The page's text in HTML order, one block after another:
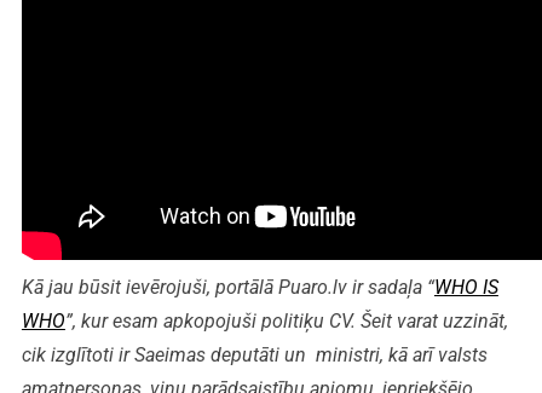
Kā jau būsit ievērojuši, portālā Puaro.lv ir sadaļa “WHO IS
WHO”, kur esam apkopojuši politiķu CV. Šeit varat uzzināt,
cik izglītoti ir Saeimas deputāti un ministri, kā arī valsts
amatpersonas, viņu parādsaistību apjomu, iepriekšējo